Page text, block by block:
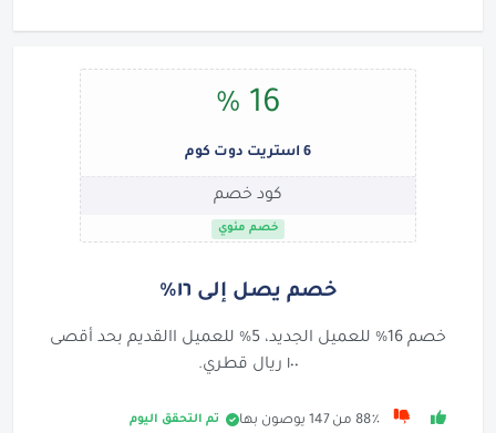
16 %
6 استريت دوت كوم
كود خصم
خصم مئوي
خصم يصل إلى ١٦٪
خصم 16% للعميل الجديد، 5% للعميل االقديم بحد أقصى
١٠٠ ريال قطري.
88٪ من 147 يوصون بها تم التحقق اليوم